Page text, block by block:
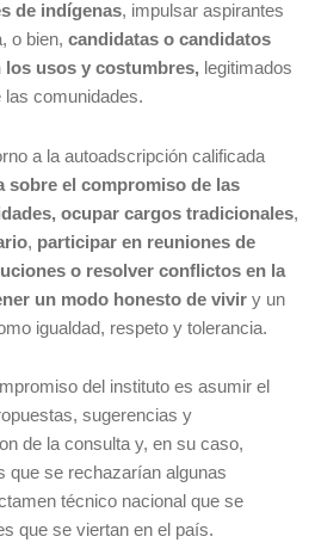
de indígenas, impulsar aspirantes
o bien, candidatas o candidatos
los usos y costumbres, legitimados
las comunidades.
a la autoadscripción calificada
sobre el compromiso de las
ocupar cargos tradicionales,
, participar en reuniones de
o resolver conflictos en la
un modo honesto de vivir y un
igualdad, respeto y tolerancia.
del instituto es asumir el
sugerencias y
de la consulta y, en su caso,
que se rechazarían algunas
técnico nacional que se
que se viertan en el país.